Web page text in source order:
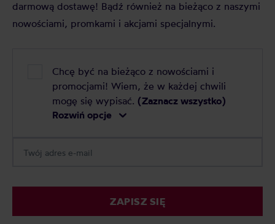
darmową dostawę! Bądź również na bieżąco z naszymi
nowościami, promkami i akcjami specjalnymi.
Chcę być na bieżąco z nowościami i
promocjami! Wiem, że w każdej chwili
mogę się wypisać. (Zaznacz wszystko)
Rozwiń opcje
ZAPISZ SIĘ